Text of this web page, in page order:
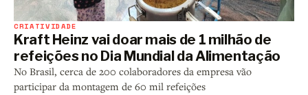
CRIATIVIDADE
Kraft Heinz vai doar mais de 1 milhão de
refeições no Dia Mundial da Alimentação
No Brasil, cerca de 200 colaboradores da empresa vão
participar da montagem de 60 mil refeições